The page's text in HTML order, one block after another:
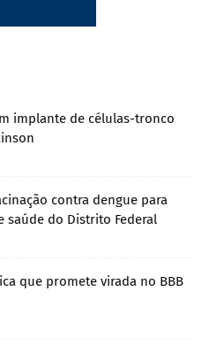
implante de células-tronco
contra dengue para
saúde do Distrito Federal
que promete virada no BBB